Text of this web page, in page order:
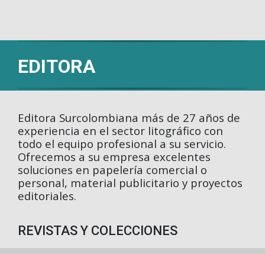
EDITORA
Editora Surcolombiana más de 27 años de
experiencia en el sector litográfico con
todo el equipo profesional a su servicio.
Ofrecemos a su empresa excelentes
soluciones en papelería comercial o
personal, material publicitario y proyectos
editoriales.
REVISTAS Y COLECCIONES